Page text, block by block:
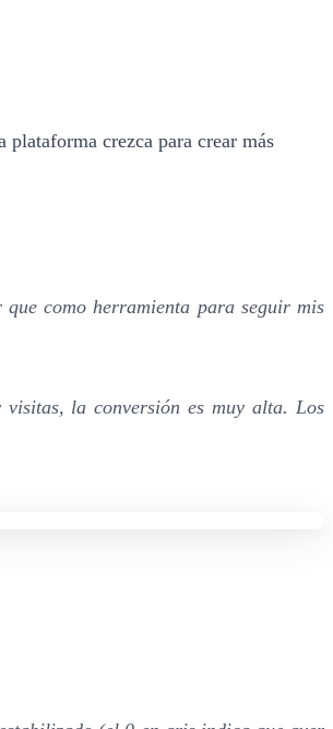
crezca para crear más
como herramienta para seguir mis
la conversión es muy alta. Los